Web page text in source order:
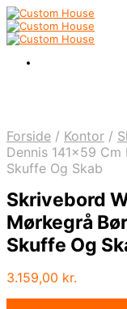
Forside / Kontor /
Dennis 141×59
Skuffe Og Skab
Skrivebord
Mørkegrå
Skuffe Og
3.159,00 kr.